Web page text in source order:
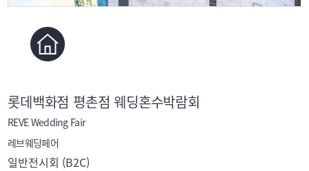
롯데백화점 평촌점 웨딩혼수박람회
REVE Wedding Fair
레브웨딩페어
일반전시회 (B2C)